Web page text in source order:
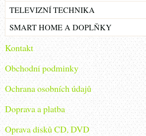
TELEVIZNÍ TECHNIKA
SMART HOME A DOPLŇKY
Kontakt
Obchodni podminky
Ochrana osobních údajů
Doprava a platba
Oprava disků CD, DVD